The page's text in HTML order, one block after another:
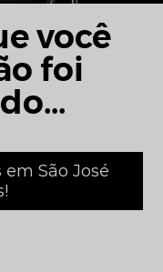
você
foi
São José